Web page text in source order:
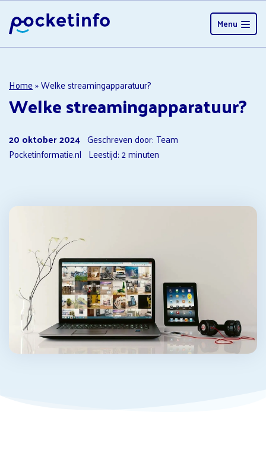
Menu
Home»Welke streamingapparatuur?
Welke streamingapparatuur?
20 oktober 2024 Geschreven door: Team
Pocketinformatie.nl Leestijd:2minuten